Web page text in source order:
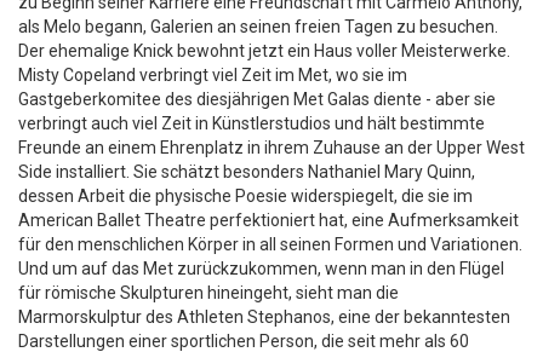
als Melo begann, Galerien an seinen freien Tagen zu besuchen.
Der ehemalige Knick bewohnt jetzt ein Haus voller Meisterwerke.
Misty Copeland verbringt viel Zeit im Met, wo sie im
Gastgeberkomitee des diesjährigen Met Galas diente - aber sie
verbringt auch viel Zeit in Künstlerstudios und hält bestimmte
Freunde an einem Ehrenplatz in ihrem Zuhause an der Upper West
Side installiert. Sie schätzt besonders Nathaniel Mary Quinn,
dessen Arbeit die physische Poesie widerspiegelt, die sie im
American Ballet Theatre perfektioniert hat, eine Aufmerksamkeit
für den menschlichen Körper in all seinen Formen und Variationen.
Und um auf das Met zurückzukommen, wenn man in den Flügel
für römische Skulpturen hineingeht, sieht man die
Marmorskulptur des Athleten Stephanos, eine der bekanntesten
Darstellungen einer sportlichen Person, die seit mehr als 60